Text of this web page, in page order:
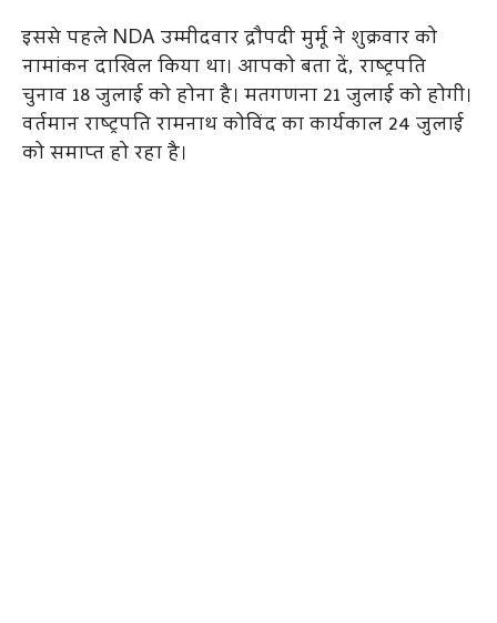
इससे पहले NDA उम्मीदवार द्रौपदी मुर्मू ने शुक्रवार को
नामांकन दाखिल किया था। आपको बता दें, राष्ट्रपति
चुनाव 18 जुलाई को होना है। मतगणना 21 जुलाई को होगी।
वर्तमान राष्ट्रपति रामनाथ कोविंद का कार्यकाल 24 जुलाई
को समाप्त हो रहा है।